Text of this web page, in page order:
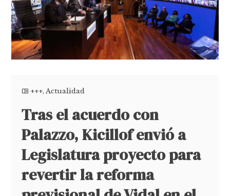
+++,Actualidad
Tras el acuerdo con
Palazzo, Kicillof envió a
Legislatura proyecto para
revertir la reforma